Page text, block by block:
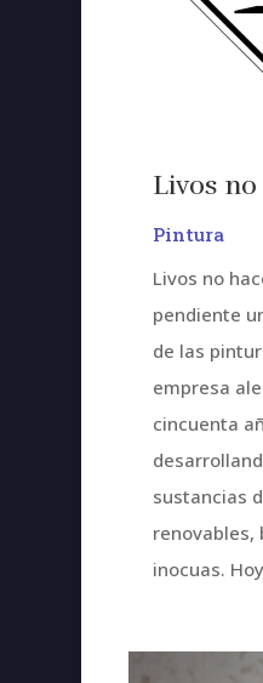
Livos
Pintura
Livos no
pendiente
de las
empresa
cincuenta
sustancias
renovables,
inocuas.